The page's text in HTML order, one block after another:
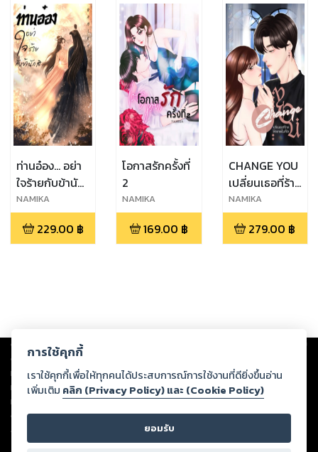
ท่านอ๋อง... อย่า
ใจร้ายกับข้านัก
สิ
์NAMIKA
229.00 ฿
โอกาสรักครั้งที่
2
์NAMIKA
169.00 ฿
CHANGE YOU
เปลี่ยนเธอที่ร้าย
ให้กลายเป็น
ที่รัก
์NAMIKA
279.00 ฿
Copyright © 2026
ต่อผลงานหรือเนื้อหาใดที่อัปโหลดผ่านเว็บไซต์และปรากฏว่าละเมิดสิทธิใน
ทรัพย์สินทางปัญญาของบุคคลอื่นหรือขัดต่อกฎหมายและศีลธรรม ดังนั้น ผู้อ่าน
ทุกท่านโปรดใช้วิจารณญาณในการกลั่นกรองด้วยตนเอง และหากท่านพบว่าส่วน
หนึ่งส่วนใดขัดต่อกฎหมายและศีลธรรม กรุณาแจ้งมายังบริษัท เพื่อทีมงานจะได้
ดำเนินการในทันที ทั้งนี้ ทางสตอรี่ล็อกขอสงวนลิขสิทธิ์ตามพระราชบัญญัติ
ลิขสิทธิ์ พ.ศ. 2537 (ฉบับล่าสุด)
การใช้คุกกี้
เราใช้คุกกี้เพื่อให้ทุกคนได้ประสบการณ์การใช้งานที่ดียิ่งขึ้นอ่าน
เพิ่มเติม คลิก (Privacy Policy) และ (Cookie Policy)
ยอมรับ